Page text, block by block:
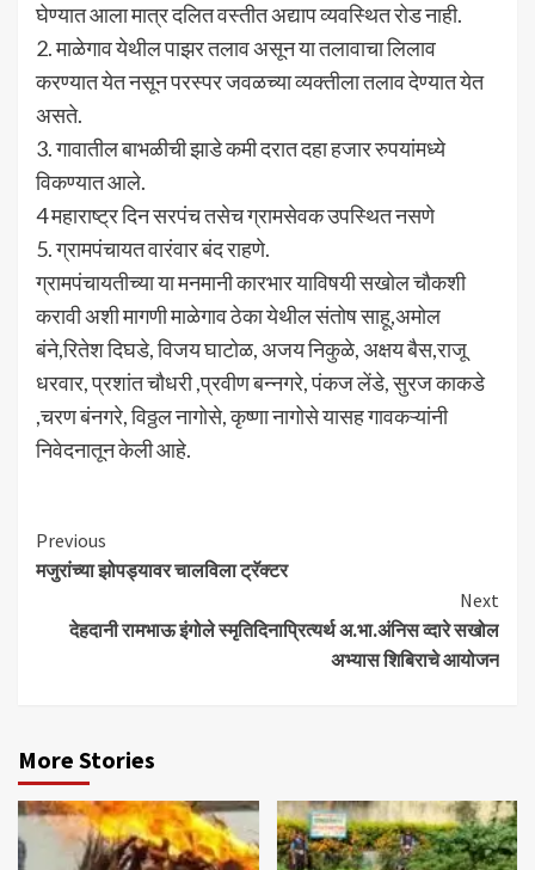
घेण्यात आला मात्र दलित वस्तीत अद्याप व्यवस्थित रोड नाही.
2. माळेगाव येथील पाझर तलाव असून या तलावाचा लिलाव
करण्यात येत नसून परस्पर जवळच्या व्यक्तीला तलाव देण्यात येत
असते.
3. गावातील बाभळीची झाडे कमी दरात दहा हजार रुपयांमध्ये
विकण्यात आले.
4 महाराष्ट्र दिन सरपंच तसेच ग्रामसेवक उपस्थित नसणे
5. ग्रामपंचायत वारंवार बंद राहणे.
ग्रामपंचायतीच्या या मनमानी कारभार याविषयी सखोल चौकशी
करावी अशी मागणी माळेगाव ठेका येथील संतोष साहू,अमोल
बंने,रितेश दिघडे, विजय घाटोळ, अजय निकुळे, अक्षय बैस,राजू
धरवार, प्रशांत चौधरी ,प्रवीण बन्नगरे, पंकज लेंडे, सुरज काकडे
,चरण बंनगरे, विठ्ठल नागोसे, कृष्णा नागोसे यासह गावकऱ्यांनी
निवेदनातून केली आहे.
Continue
Reading
Previous
मजुरांच्या झोपड्यावर चालविला ट्रॅक्टर
Next
देहदानी रामभाऊ इंगोले स्मृतिदिनाप्रित्यर्थ अ.भा.अंनिस व्दारे सखोल
अभ्यास शिबिराचे आयोजन
More Stories